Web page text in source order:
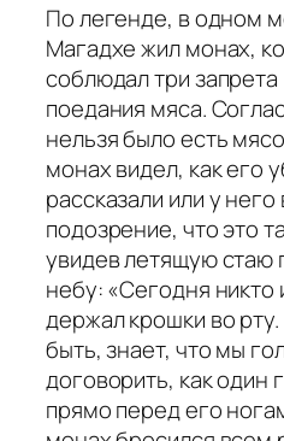
По легенде, в одном
Магадхе жил монах,
соблюдал три
поедания мяса.
нельзя было есть
монах видел, как его
рассказали или у него
подозрение, что это
увидев летящую стаю
небу: «Сегодня никто
держал крошки во
быть, знает, что мы
договорить, как один
прямо перед его